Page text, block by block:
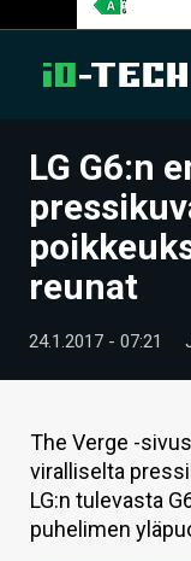
UUTISET
ARTIKKELIT
VIDEOT
TECHBBS
HINTA.FI
KAUPPA
VAIHDA TEEMA
LG G6:n
reunat
24.1.2017 - 07:21
The Verge -
viralliselta
LG:n tulevasta
puhelimen